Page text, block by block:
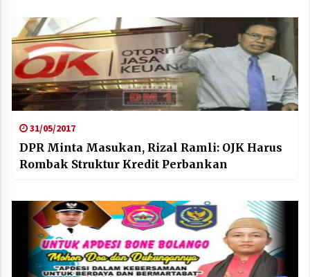
31/05/2017
DPR Minta Masukan, Rizal Ramli: OJK Harus
Rombak Struktur Kredit Perbankan